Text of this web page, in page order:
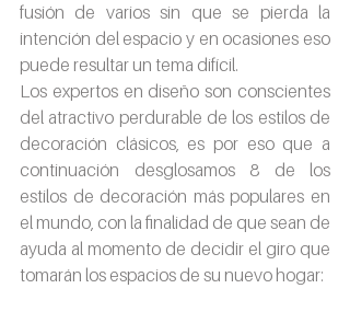
fusión de varios sin que se pierda la
intención del espacio y en ocasiones eso
puede resultar un tema difícil.
Los expertos en diseño son conscientes
del atractivo perdurable de los estilos de
decoración clásicos, es por eso que a
continuación desglosamos 8 de los
estilos de decoración más populares en
el mundo, con la finalidad de que sean de
ayuda al momento de decidir el giro que
tomarán los espacios de su nuevo hogar: